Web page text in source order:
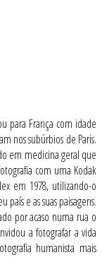
para França com idade
nos subúrbios de Paris.
em medicina geral que
com uma Kodak
em 1978, utilizando-o
país e as suas paisagens.
por acaso numa rua o
a fotografar a vida
humanista mais